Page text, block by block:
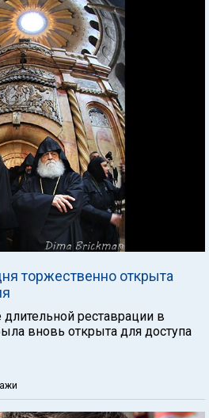
торжественно открыта
длительной реставрации в
вновь открыта для доступа